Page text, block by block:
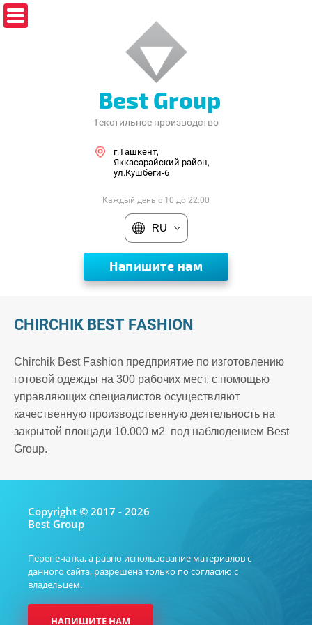
Best Group
Текстильное производство
г.Ташкент,
Яккасарайский район,
ул.Кушбеги-6
Каждый день с 10 до 22:00
RU
Напишите нам
CHIRCHIK BEST FASHION
Chirchik Best Fashion предприятие по изготовлению
готовой одежды на 300 рабочих мест, с помощью
управляющих специалистов осуществляют
качественную производственную деятельность на
закрытой площади 10.000 м2 под наблюдением Best
Group.
Copyright © 2017 - 2026
Best Group
Перепечатка, а равно использование материалов с
данного сайта, разрешена только по согласию с
владельцем.
НАПИШИТЕ НАМ